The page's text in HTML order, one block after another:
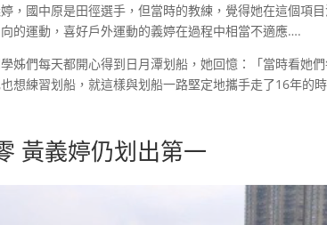
，國中原是田徑選手，但當時的教練，覺得她在這個項
的運動，喜好戶外運動的義婷在過程中相當不適應….
姊們每天都開心得到日月潭划船，她回憶：「當時看她
想練習划船，就這樣與划船一路堅定地攜手走了16年的
黃義婷仍划出第一